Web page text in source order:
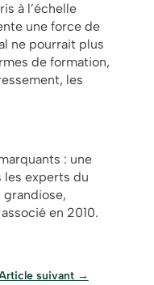
à l’échelle
une force de
ne pourrait plus
de formation,
les
: une
les experts du
grandiose,
en 2010.
suivant→